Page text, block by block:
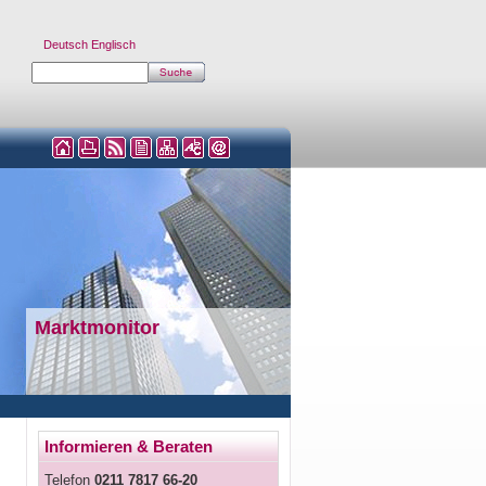
Deutsch Englisch
Marktmonitor
Informieren & Beraten
Telefon 0211 7817 66-20